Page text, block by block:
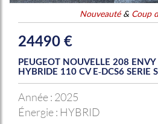
Nouveauté& Coup
24490 €
PEUGEOT NOUVELLE 208
HYBRIDE 110 CV E-DCS6 SERIE
Année : 2025
Énergie : HYBRID